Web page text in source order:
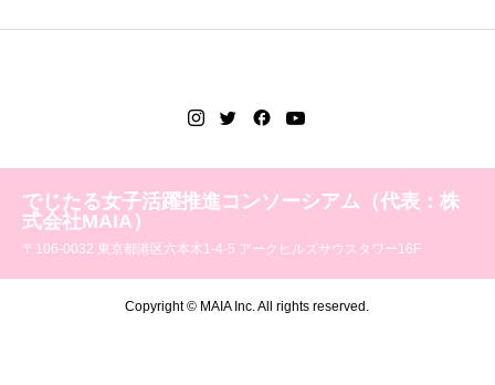
でじたる女子活躍推進コンソーシアム（代表：株
式会社MAIA）
〒106-0032 東京都港区六本木1-4-5 アークヒルズサウスタワー16F
Copyright © MAIA Inc. All rights reserved.